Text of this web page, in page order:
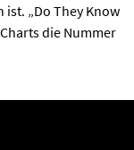
„Do They Know
die Nummer